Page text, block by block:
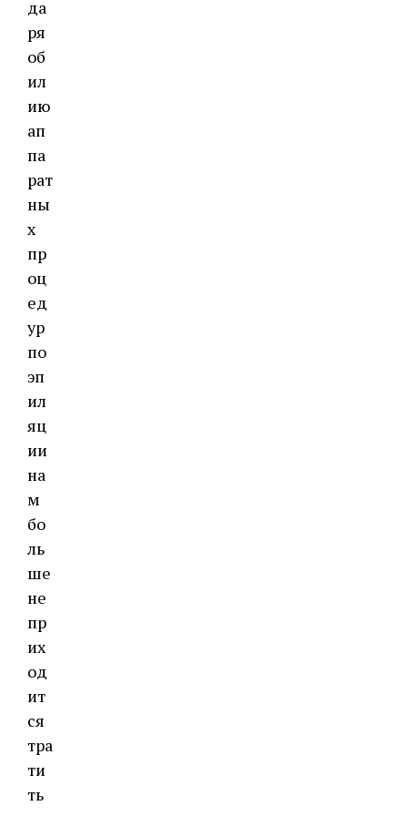
да
ря
об
ил
ию
ап
па
рат
ны
х
пр
оц
ед
ур
по
эп
ил
яц
ии
на
м
бо
ль
ше
не
пр
их
од
ит
ся
тра
ти
ть